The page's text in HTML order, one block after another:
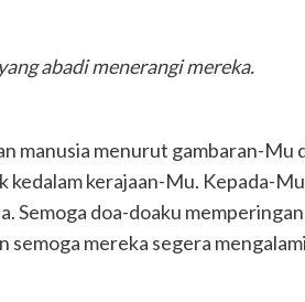
abadi menerangi mereka.
manusia menurut gambaran-Mu
kedalam kerajaan-Mu. Kepada-Mu
Semoga doa-doaku
mereka segera